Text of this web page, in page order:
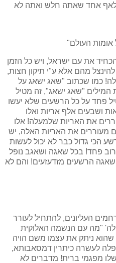
אחד שאתה חלש ואתה לא
העולם"
את עם ישראל, ויש כל הזמן
מהם אלא ע"י תיקון חצות,
כמו שכתוב "שאג ישאג על
המילים "שאג ישאג", זה מטיל
פחד על כל הרשעים שלא יעשו
ושבעים אלף אריות ואלו
את האריות שלמעלה! אלו
מעוררים את האריות האלה, יש
הכי גדול כבר לא יכול לעשות
פחד! בכל שאגה ושאגב נופל
הרשעים מזדעזעים! והם לא
העליונים, להתחיל לעורר
לה' "מה עם הנשמה האלוקית
שהוא ניתק את עצמו משם הויה
לעשרה כיתרין דמסאבותא,
מפגמי ברית! מדברים לא